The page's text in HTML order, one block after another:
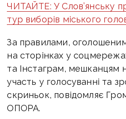
ЧИТАЙТЕ: У Слов’янську
тур виборів міського
За правилами,
на сторінках у
та Інстаграм, мешканцям
участь у голосуванні та
скриньок, повідомляє
ОПОРА.